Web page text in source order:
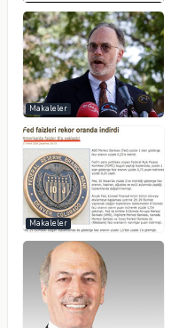
Makaleler
Makaleler